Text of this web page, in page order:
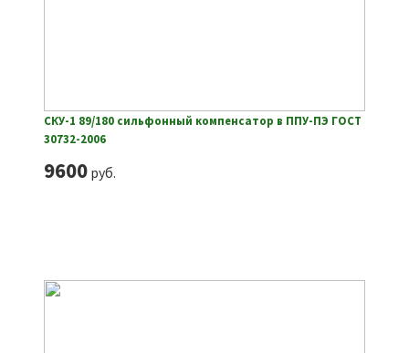
СКУ-1 89/180 сильфонный компенсатор в ППУ-ПЭ ГОСТ
30732-2006
9600руб.